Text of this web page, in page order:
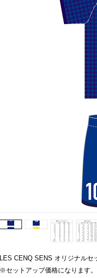
LES CENQ SENS オリジナルセ
※セットアップ価格になります